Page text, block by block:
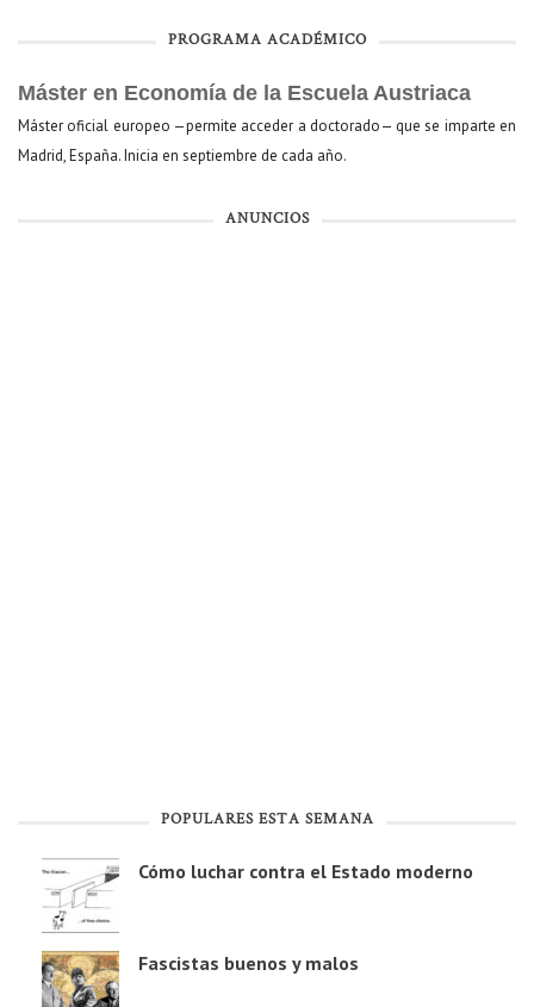
PROGRAMA ACADÉMICO
Máster en Economía de la Escuela Austriaca
Máster oficial europeo —permite acceder a doctorado— que se imparte en
Madrid, España. Inicia en septiembre de cada año.
ANUNCIOS
POPULARES ESTA SEMANA
Cómo luchar contra el Estado moderno
Fascistas buenos y malos